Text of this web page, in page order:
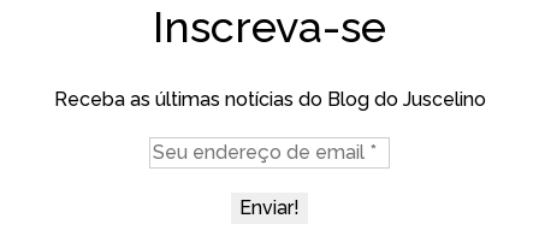
Inscreva-se
Receba as últimas notícias do Blog do Juscelino